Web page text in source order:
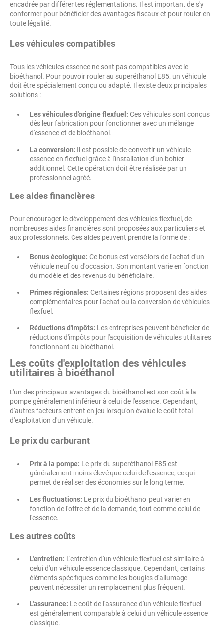
encadrée par différentes réglementations. Il est important de s'y
conformer pour bénéficier des avantages fiscaux et pour rouler en
toute légalité.
Les véhicules compatibles
Tous les véhicules essence ne sont pas compatibles avec le
bioéthanol. Pour pouvoir rouler au superéthanol E85, un véhicule
doit être spécialement conçu ou adapté. Il existe deux principales
solutions :
Les véhicules d'origine flexfuel: Ces véhicules sont conçus
dès leur fabrication pour fonctionner avec un mélange
d'essence et de bioéthanol.
La conversion: Il est possible de convertir un véhicule
essence en flexfuel grâce à l'installation d'un boîtier
additionnel. Cette opération doit être réalisée par un
professionnel agréé.
Les aides financières
Pour encourager le développement des véhicules flexfuel, de
nombreuses aides financières sont proposées aux particuliers et
aux professionnels. Ces aides peuvent prendre la forme de :
Bonus écologique: Ce bonus est versé lors de l'achat d'un
véhicule neuf ou d'occasion. Son montant varie en fonction
du modèle et des revenus du bénéficiaire.
Primes régionales: Certaines régions proposent des aides
complémentaires pour l'achat ou la conversion de véhicules
flexfuel.
Réductions d'impôts: Les entreprises peuvent bénéficier de
réductions d'impôts pour l'acquisition de véhicules utilitaires
fonctionnant au bioéthanol.
Les coûts d'exploitation des véhicules
utilitaires à bioéthanol
L'un des principaux avantages du bioéthanol est son coût à la
pompe généralement inférieur à celui de l'essence. Cependant,
d'autres facteurs entrent en jeu lorsqu'on évalue le coût total
d'exploitation d'un véhicule.
Le prix du carburant
Prix à la pompe: Le prix du superéthanol E85 est
généralement moins élevé que celui de l'essence, ce qui
permet de réaliser des économies sur le long terme.
Les fluctuations: Le prix du bioéthanol peut varier en
fonction de l'offre et de la demande, tout comme celui de
l'essence.
Les autres coûts
L'entretien: L'entretien d'un véhicule flexfuel est similaire à
celui d'un véhicule essence classique. Cependant, certains
éléments spécifiques comme les bougies d'allumage
peuvent nécessiter un remplacement plus fréquent.
L'assurance: Le coût de l'assurance d'un véhicule flexfuel
est généralement comparable à celui d'un véhicule essence
classique.